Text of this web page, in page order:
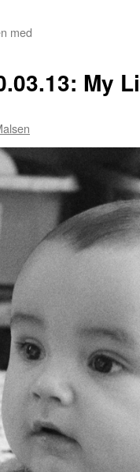
med
My